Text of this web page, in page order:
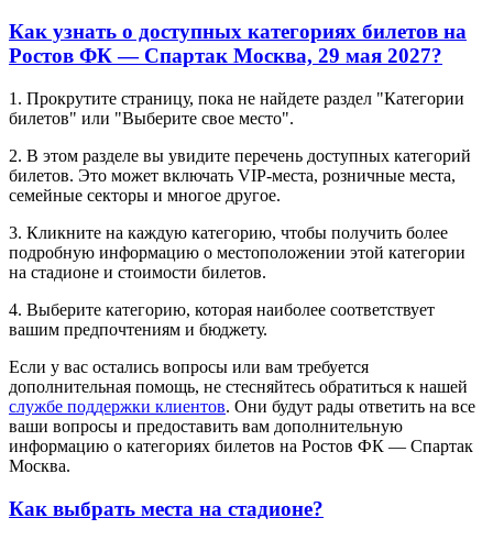
Как узнать о доступных категориях билетов на
Ростов ФК — Спартак Москва, 29 мая 2027?
1. Прокрутите страницу, пока не найдете раздел "Категории
билетов" или "Выберите свое место".
2. В этом разделе вы увидите перечень доступных категорий
билетов. Это может включать VIP-места, розничные места,
семейные секторы и многое другое.
3. Кликните на каждую категорию, чтобы получить более
подробную информацию о местоположении этой категории
на стадионе и стоимости билетов.
4. Выберите категорию, которая наиболее соответствует
вашим предпочтениям и бюджету.
Если у вас остались вопросы или вам требуется
дополнительная помощь, не стесняйтесь обратиться к нашей
службе поддержки клиентов. Они будут рады ответить на все
ваши вопросы и предоставить вам дополнительную
информацию о категориях билетов на Ростов ФК — Спартак
Москва.
Как выбрать места на стадионе?